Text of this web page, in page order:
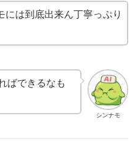
には到底出来ん丁寧っぷり
シンナモ
ばできるなも